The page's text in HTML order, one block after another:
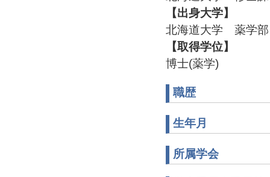
【出身大学】
北海道大学 薬学
【取得学位】
博士(薬学)
職歴
生年月
所属学会